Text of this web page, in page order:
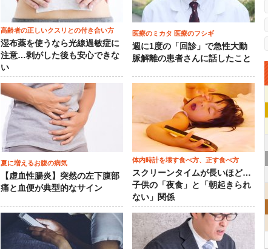
高齢者の正しいクスリとの付き合い方
湿布薬を使うなら光線過敏症に
注意…剥がした後も安心できな
い
医療のミカタ 医療のフシギ
週に1度の「回診」で急性大動
脈解離の患者さんに話したこと
夏に増えるお腹の病気
【虚血性腸炎】突然の左下腹部
痛と血便が典型的なサイン
体内時計を壊す食べ方、正す食べ方
スクリーンタイムが長いほど…
子供の「夜食」と「朝起きられ
ない」関係